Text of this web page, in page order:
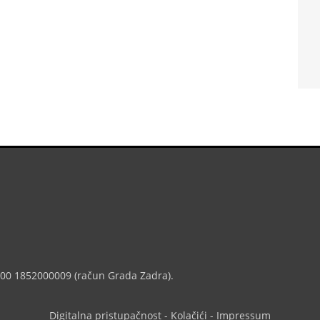
1852000009 (račun Grada Zadra).
Digitalna pristupačnost - Kolačići - Impressum